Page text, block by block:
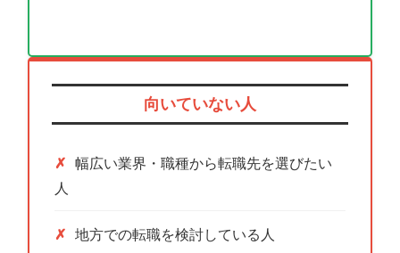
向いていない人
幅広い業界・職種から転職先を選びたい
人
地方での転職を検討している人